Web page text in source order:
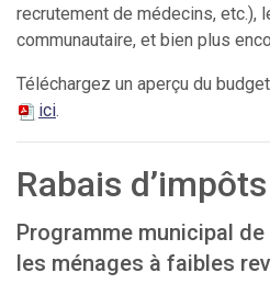
recrutement de médecins, etc.),
communautaire, et bien plus
Téléchargez un aperçu du
ici.
Rabais d’impôts
Programme municipal
les ménages à faibles